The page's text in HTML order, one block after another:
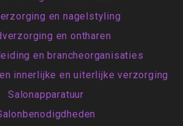
en nagelstyling
en ontharen
en brancheorganisaties
innerlijke en uiterlijke verzorging
Salonapparatuur